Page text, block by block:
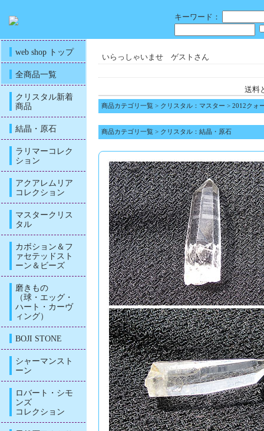
キーワード：
web shop トップ
全商品一覧
クリスタル新着
商品
結晶・原石
ラリマーコレク
ション
アクアレムリア
コレクション
マスタークリス
タル
カボション＆フ
ァセテッドスト
ーン＆ビーズ
磨きもの
（球・エッグ・
ハート・カーヴ
ィング）
BOJI STONE
シャーマンスト
ーン
ロバート・シモ
ンズ
コレクション
いらっしゃいませ ゲストさん
送料
商品カテゴリ一覧 > クリスタル：マスター > 2012クォ
商品カテゴリ一覧 > クリスタル：結晶・原石